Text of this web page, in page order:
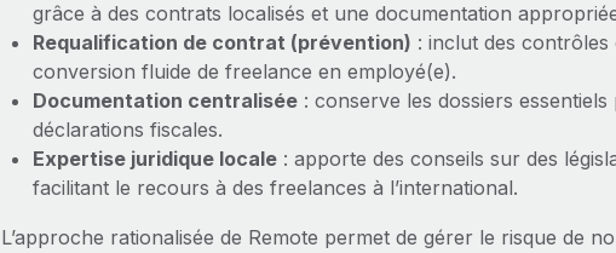
grâce à des contrats localisés et une documentation
Requalification de contrat (prévention) : inclut des
conversion fluide de freelance en employé(e).
Documentation centralisée: conserve les dossiers
déclarations fiscales.
Expertise juridique locale: apporte des conseils sur des
facilitant le recours à des freelances à l’international.
L’approche rationalisée de Remote permet de gérer le risque de